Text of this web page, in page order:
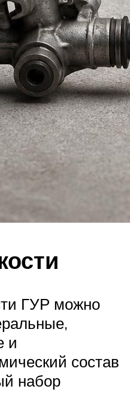
ГУР можно
и
состав
набор